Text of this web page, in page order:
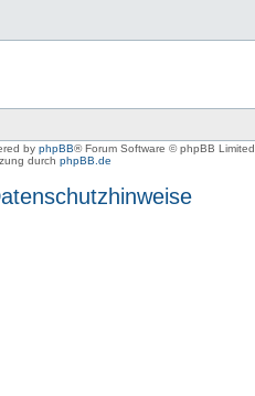
by phpBB® Forum Software © phpBB Limited
durch phpBB.de